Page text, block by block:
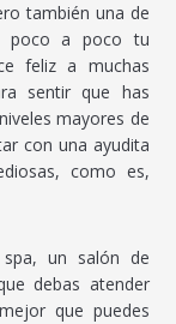
también una de
poco a poco tu
feliz a muchas
sentir que has
mayores de
con una ayudita
como es,
un salón de
debas atender
que puedes